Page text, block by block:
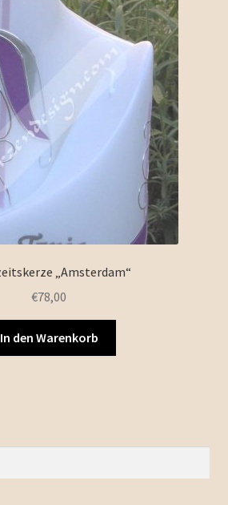
„Amsterdam“
€78,00
In den Warenkorb